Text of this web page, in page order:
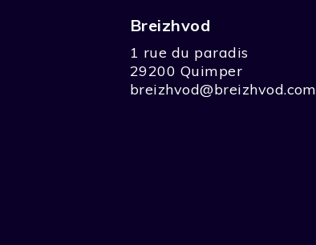
Breizhvod
1 rue du paradis
29200 Quimper
breizhvod@breizhvod.com